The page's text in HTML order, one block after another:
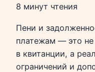
8 минут чтения
Пени и
платежам — это не
в квитанции, а
ограничений и